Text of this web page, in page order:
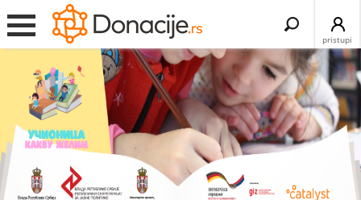
pristupi
Search